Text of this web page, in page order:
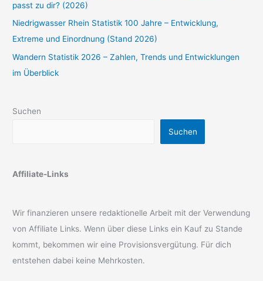
passt zu dir? (2026)
Niedrigwasser Rhein Statistik 100 Jahre – Entwicklung,
Extreme und Einordnung (Stand 2026)
Wandern Statistik 2026 – Zahlen, Trends und Entwicklungen
im Überblick
Suchen
Suchen
Affiliate-Links
Wir finanzieren unsere redaktionelle Arbeit mit der Verwendung
von Affiliate Links. Wenn über diese Links ein Kauf zu Stande
kommt, bekommen wir eine Provisionsvergütung. Für dich
entstehen dabei keine Mehrkosten.